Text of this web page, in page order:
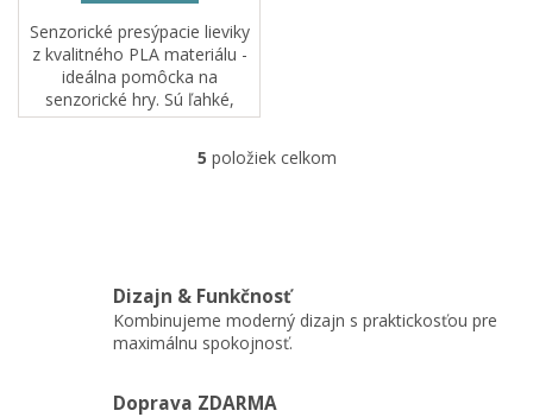
Senzorické presýpacie lieviky
z kvalitného PLA materiálu -
ideálna pomôcka na
senzorické hry. Sú ľahké,
odolné a ich jednoduchý
herničky či detského kútika.
O
c
i
e
r
5 položiek celkom
Dizajn & Funkčnosť
Kombinujeme moderný dizajn s praktickosťou pre
maximálnu spokojnosť.
Doprava ZDARMA